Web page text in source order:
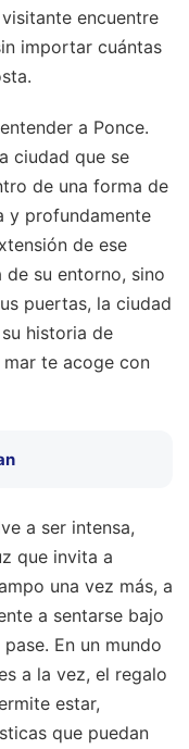
encuentre
importar cuántas
a Ponce.
ciudad que se
de una forma de
y profundamente
de ese
de su entorno, sino
puertas, la ciudad
historia de
te acoge con
a ser intensa,
que invita a
una vez más, a
a sentarse bajo
En un mundo
a la vez, el regalo
estar,
que puedan